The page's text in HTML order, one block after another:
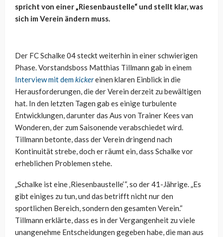
spricht von einer „Riesenbaustelle“ und stellt klar, was
sich im Verein ändern muss.
Der FC Schalke 04 steckt weiterhin in einer schwierigen
Phase. Vorstandsboss Matthias Tillmann gab in einem
Interview mit demkickereinen klaren Einblick in die
Herausforderungen, die der Verein derzeit zu bewältigen
hat. In den letzten Tagen gab es einige turbulente
Entwicklungen, darunter das Aus von Trainer Kees van
Wonderen, der zum Saisonende verabschiedet wird.
Tillmann betonte, dass der Verein dringend nach
Kontinuität strebe, doch er räumt ein, dass Schalke vor
erheblichen Problemen stehe.
„Schalke ist eine ‚Riesenbaustelle‘“, so der 41-Jährige. „Es
gibt einiges zu tun, und das betrifft nicht nur den
sportlichen Bereich, sondern den gesamten Verein.“
Tillmann erklärte, dass es in der Vergangenheit zu viele
unangenehme Entscheidungen gegeben habe, die man aus